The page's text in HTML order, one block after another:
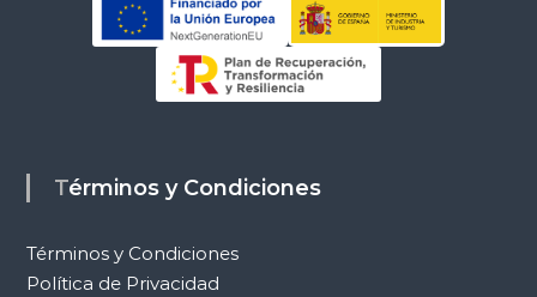
Términos y Condiciones
Términos y Condiciones
Política de Privacidad